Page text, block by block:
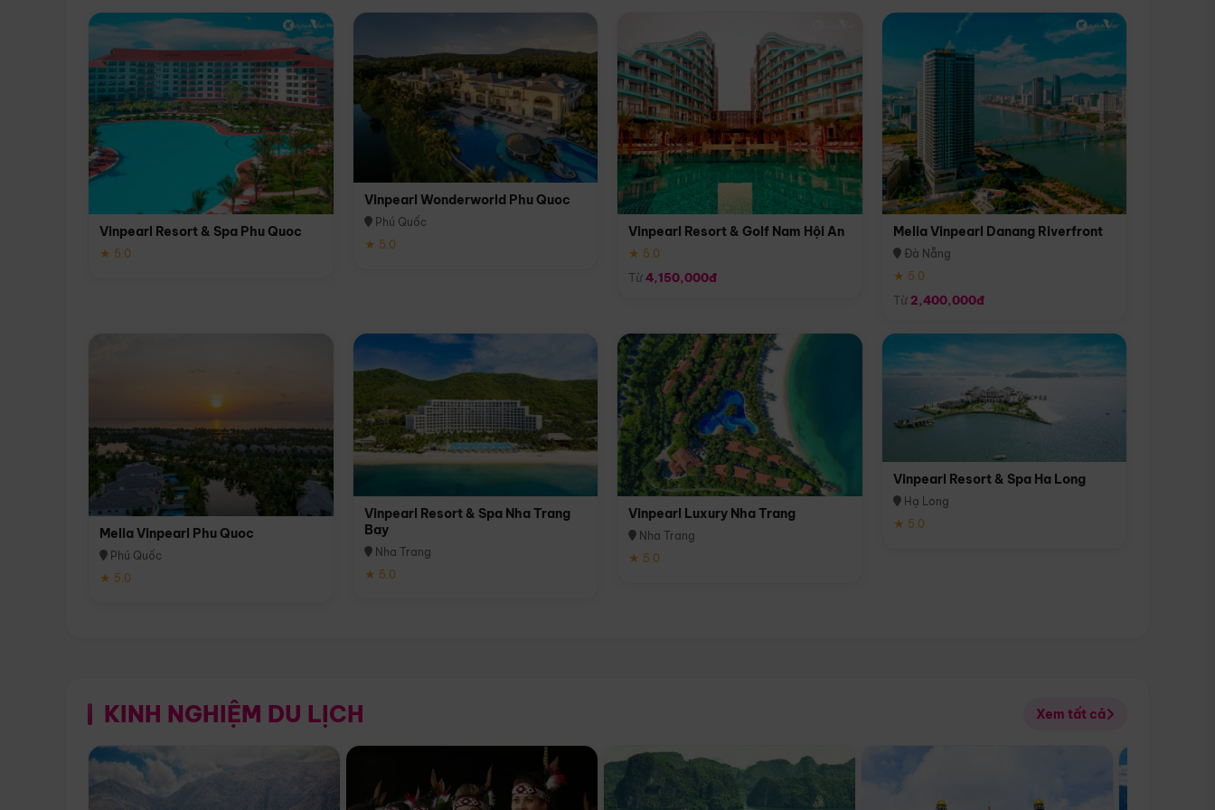
Vinpearl Resort & Spa Phu Quoc
★ 5.0
Vinpearl Wonderworld Phu Quoc
Phú Quốc
★ 5.0
Vinpearl Resort & Golf Nam Hội An
★ 5.0
Từ4,150,000đ
Melia Vinpearl Danang Riverfront
Đà Nẵng
★ 5.0
Từ 2,400,000đ
Melia Vinpearl Phu Quoc
Phú Quốc
★ 5.0
Vinpearl Resort & Spa Nha Trang
Bay
Nha Trang
★ 5.0
Vinpearl Luxury Nha Trang
Nha Trang
★ 5.0
Vinpearl Resort & Spa Ha Long
Hạ Long
★ 5.0
KINH NGHIỆM DU LỊCH Xem tất cả